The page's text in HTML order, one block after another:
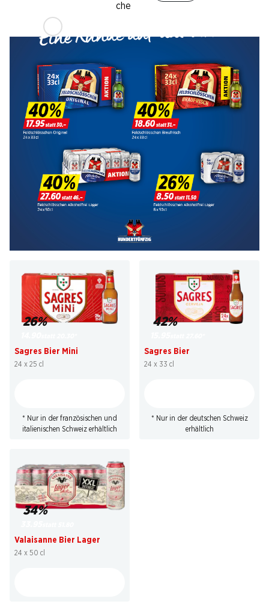
che
26%
Sagres Bier Mini
24 x 25 cl
* Nur in der französischen und
italienischen Schweiz erhältlich
42%
Sagres Bier
24 x 33 cl
* Nur in der deutschen Schweiz
erhältlich
34%
Valaisanne Bier Lager
24 x 50 cl